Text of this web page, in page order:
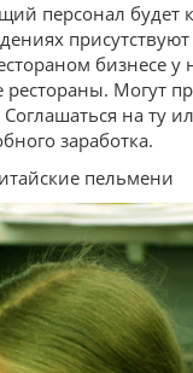
персонал будет
бизнесе
рестораны. Могут
на ту
заработка.
пельмени